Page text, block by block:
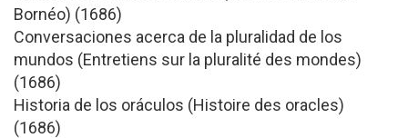
Bornéo) (1686)
Conversaciones acerca de la pluralidad de los
mundos (Entretiens sur la pluralité des mondes)
(1686)
Historia de los oráculos (Histoire des oracles)
(1686)